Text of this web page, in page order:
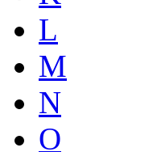
L
M
N
O